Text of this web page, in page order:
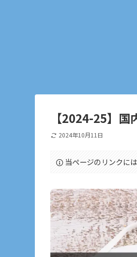
【2024-25】
2024年10月11日
当ページのリンクに